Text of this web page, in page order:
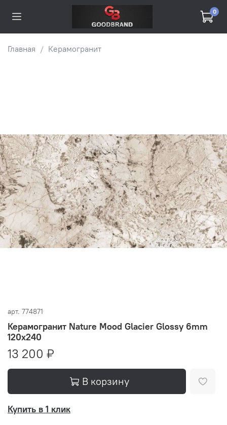
0
Главная Керамогранит
арт. 774871
Керамогранит Nature Mood Glacier Glossy 6mm
120x240
13 200 ₽
В корзину
Купить в 1 клик